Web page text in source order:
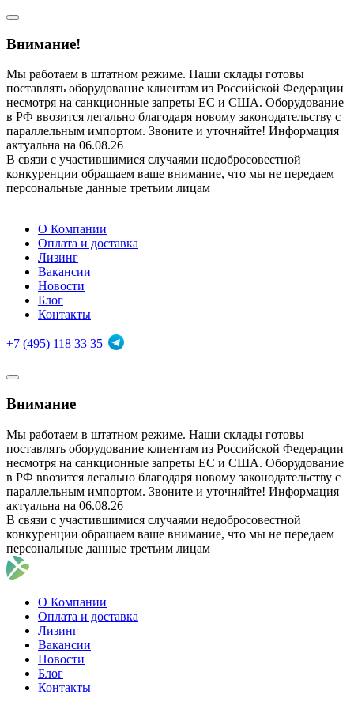
Внимание!
Мы работаем в штатном режиме. Наши склады готовы
поставлять оборудование клиентам из Российской Федерации
несмотря на санкционные запреты ЕС и США. Оборудование
в РФ ввозится легально благодаря новому законодательству с
параллельным импортом. Звоните и уточняйте! Информация
актуальна на 06.08.26
В связи с участившимися случаями недобросовестной
конкуренции обращаем ваше внимание, что мы не передаем
персональные данные третьим лицам
О Компании
Оплата и доставка
Лизинг
Вакансии
Новости
Блог
Контакты
+7 (495) 118 33 35
Внимание
Мы работаем в штатном режиме. Наши склады готовы
поставлять оборудование клиентам из Российской Федерации
несмотря на санкционные запреты ЕС и США. Оборудование
в РФ ввозится легально благодаря новому законодательству с
параллельным импортом. Звоните и уточняйте! Информация
актуальна на 06.08.26
В связи с участившимися случаями недобросовестной
конкуренции обращаем ваше внимание, что мы не передаем
персональные данные третьим лицам
О Компании
Оплата и доставка
Лизинг
Вакансии
Новости
Блог
Контакты